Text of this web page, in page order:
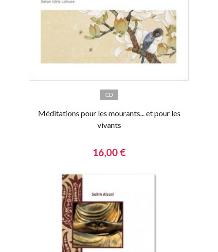
CD
Méditations pour les mourants... et pour les
vivants
16,00 €